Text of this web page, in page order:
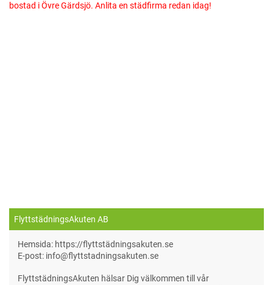
bostad i Övre Gärdsjö. Anlita en städfirma redan idag!
FlyttstädningsAkuten AB
Hemsida: https://flyttstädningsakuten.se
E-post: info@flyttstadningsakuten.se
FlyttstädningsAkuten hälsar Dig välkommen till vår